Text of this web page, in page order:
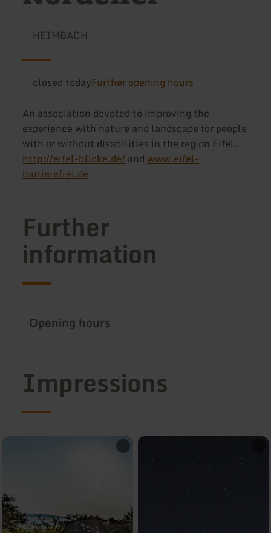
HEIMBACH
closed todayFurther opening hours
An association devoted to improving the
experience with nature and landscape for people
with or without disabilities in the region Eifel.
http://eifel-blicke.de/andwww.eifel-
barrierefrei.de
Further
information
Opening hours
Impressions